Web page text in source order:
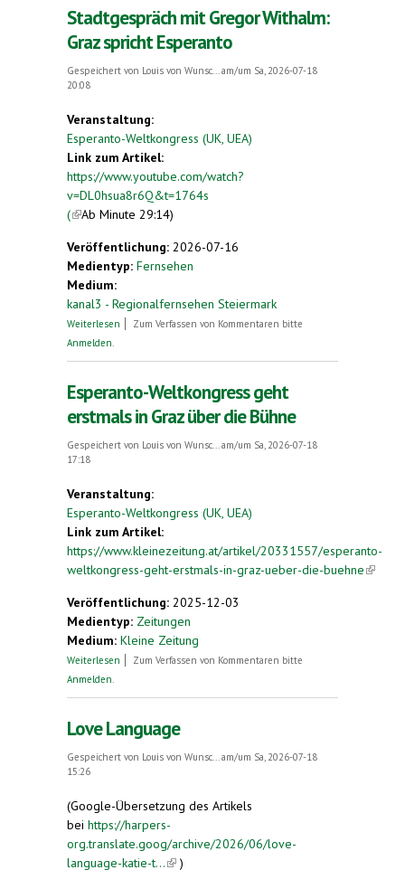
Stadtgespräch mit Gregor Withalm:
Graz spricht Esperanto
Gespeichert von Louis von Wunsc...
am/um Sa, 2026-07-18
20:08
Veranstaltung:
Esperanto-Weltkongress (UK, UEA)
Link zum Artikel:
https://www.youtube.com/watch?
v=DL0hsua8r6Q&t=1764s
((link is external)
Ab Minute 29:14)
Veröffentlichung: 2026-07-16
Medientyp: Fernsehen
Medium:
kanal3 - Regionalfernsehen Steiermark
Weiterlesen über Stadtgespräch mit Gregor Withalm: Graz
Zum Verfassen von Kommentaren bitte
Anmelden
Esperanto-Weltkongress geht
erstmals in Graz über die Bühne
Gespeichert von Louis von Wunsc...
am/um Sa, 2026-07-18
17:18
Veranstaltung:
Esperanto-Weltkongress (UK, UEA)
Link zum Artikel:
https://www.kleinezeitung.at/artikel/20331557/esperanto-
weltkongress-geht-erstmals-in-graz-ueber-die-buehne(link is
Veröffentlichung: 2025-12-03
Medientyp: Zeitungen
Medium: Kleine Zeitung
Weiterlesen über Esperanto-Weltkongress geht erstmals in
Zum Verfassen von Kommentaren bitte
Anmelden
Love Language
Gespeichert von Louis von Wunsc...
am/um Sa, 2026-07-18
15:26
(Google-Übersetzung des Artikels
bei https://harpers-
org.translate.goog/archive/2026/06/love-
language-katie-t...(link is external)
)